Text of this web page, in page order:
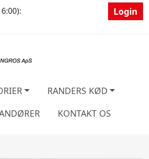
Login
RANDERS KØD
KONTAKT OS